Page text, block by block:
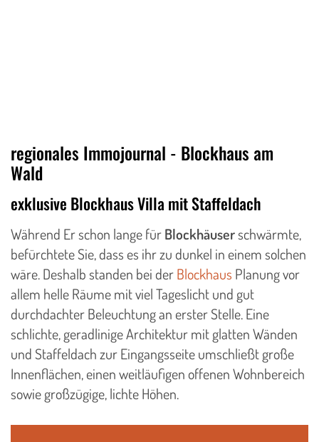
regionales Immojournal - Blockhaus am
Wald
exklusive Blockhaus Villa mit Staffeldach
Während Er schon lange fürBlockhäuserschwärmte,
befürchtete Sie, dass es ihr zu dunkel in einem solchen
wäre. Deshalb standen bei derBlockhaus Planung vor
allem helle Räume mit viel Tageslicht und gut
durchdachter Beleuchtung an erster Stelle. Eine
schlichte, geradlinige Architektur mit glatten Wänden
und Staffeldach zur Eingangsseite umschließt große
Innenflächen, einen weitläufigen offenen Wohnbereich
sowie großzügige, lichte Höhen.